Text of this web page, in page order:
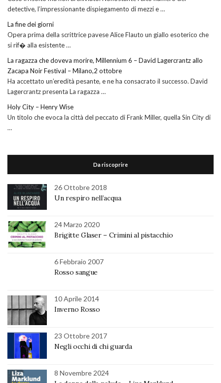
detective, l’impressionante dispiegamento di mezzi e …
La fine dei giorni
Opera prima della scrittrice pavese Alice Flauto un giallo esoterico che
si rif� alla esistente …
La ragazza che doveva morire, Millennium 6 – David Lagercrantz allo
Zacapa Noir Festival – Milano,2 ottobre
Ha accettato un’eredità pesante, e ne ha consacrato il successo. David
Lagercrantz presenta La ragazza …
Holy City – Henry Wise
Un titolo che evoca la città del peccato di Frank Miller, quella Sin City di
…
Da riscoprire
26 Ottobre 2018
Un respiro nell’acqua
24 Marzo 2020
Brigitte Glaser – Crimini al pistacchio
6 Febbraio 2007
Rosso sangue
10 Aprile 2014
Inverno Rosso
23 Ottobre 2017
Negli occhi di chi guarda
8 Novembre 2024